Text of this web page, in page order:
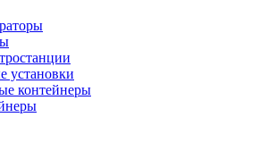
установки
контейнеры